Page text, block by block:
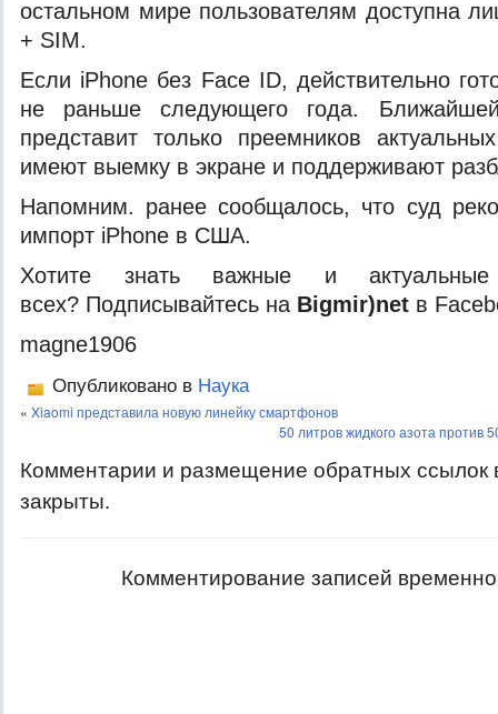
остальном мире пользователям доступна
+ SIM.
Если iPhone без Face ID, действительно
не раньше следующего года.
представит только преемников
имеют выемку в экране и поддерживают
Напомним. ранее сообщалось, что суд
импорт iPhone в США.
Хотите знать важные и
всех? Подписывайтесь на Bigmir)net в
magne1906
Опубликовано в Наука
« Xiaomi представила новую линейку смартфонов
50 литров жидкого азота против
Комментарии и размещение обратных ссылок
закрыты.
Комментирование записей